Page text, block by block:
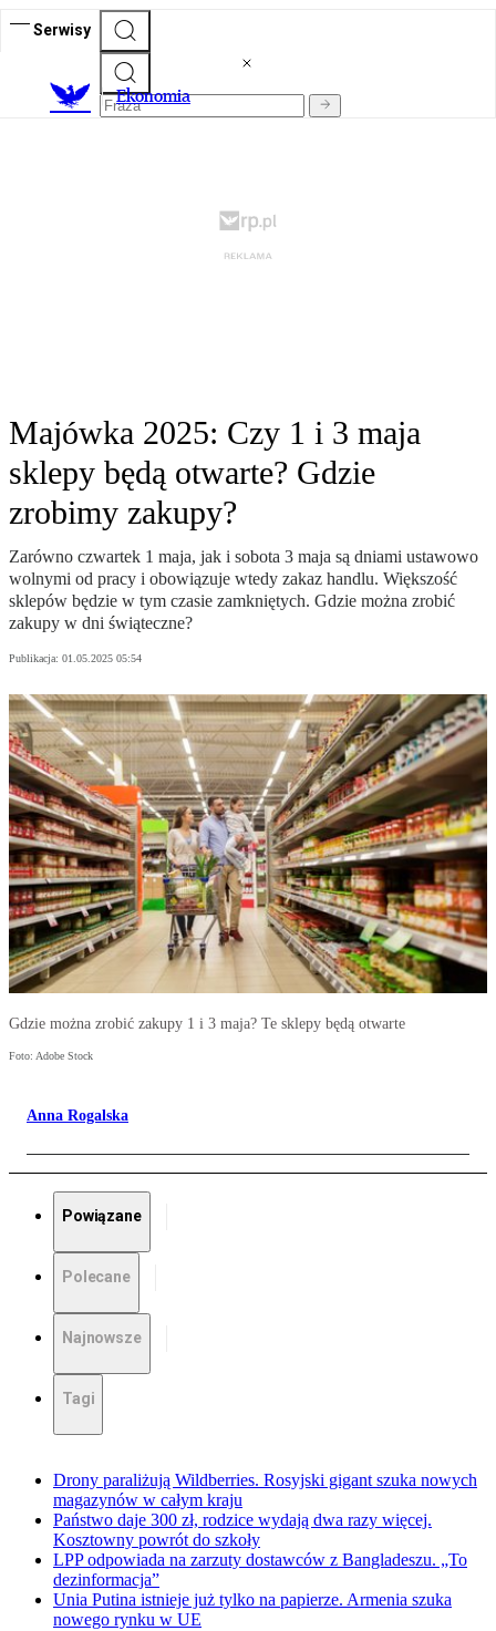
Serwisy
Ekonomia
Majówka 2025: Czy 1 i 3 maja
sklepy będą otwarte? Gdzie
zrobimy zakupy?
Zarówno czwartek 1 maja, jak i sobota 3 maja są dniami ustawowo
wolnymi od pracy i obowiązuje wtedy zakaz handlu. Większość
sklepów będzie w tym czasie zamkniętych. Gdzie można zrobić
zakupy w dni świąteczne?
Publikacja: 01.05.2025 05:54
Gdzie można zrobić zakupy 1 i 3 maja? Te sklepy będą otwarte
Foto: Adobe Stock
Anna Rogalska
Powiązane
Polecane
Najnowsze
Tagi
Drony paraliżują Wildberries. Rosyjski gigant szuka nowych
magazynów w całym kraju
Państwo daje 300 zł, rodzice wydają dwa razy więcej.
Kosztowny powrót do szkoły
LPP odpowiada na zarzuty dostawców z Bangladeszu. „To
dezinformacja”
Unia Putina istnieje już tylko na papierze. Armenia szuka
nowego rynku w UE